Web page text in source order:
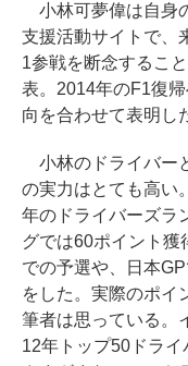
小林可夢偉は自身
支援活動サイトで、
1参戦を断念するこ
表。2014年のF1復
向を合わせて表明し
小林のドライバー
の実力はとても高い
年のドライバーズラ
グでは60ポイント獲
での予選や、日本
をした。実際のポイ
筆者は思っている。
12年トップ50ドラ